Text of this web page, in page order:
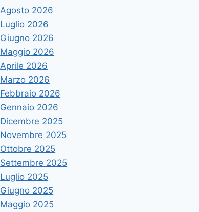
Agosto 2026
Luglio 2026
Giugno 2026
Maggio 2026
Aprile 2026
Marzo 2026
Febbraio 2026
Gennaio 2026
Dicembre 2025
Novembre 2025
Ottobre 2025
Settembre 2025
Luglio 2025
Giugno 2025
Maggio 2025